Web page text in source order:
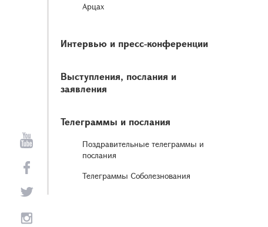
Арцах
Интервью и пресс-конференции
Выступления, послания и
заявления
Телеграммы и послания
Поздравительные телеграммы и
послания
Телеграммы Соболезнования